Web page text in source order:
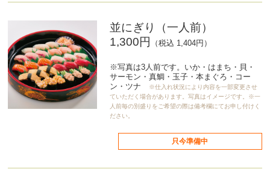
並にぎり（一人前）
1,300円
（税込 1,404円）
※写真は3人前です。いか・はまち・貝・
サーモン・真鯛・玉子・本まぐろ・コー
ン・ツナ
※仕入れ状況により内容を一部変更させ
ていただく場合があります。写真はイメージです。※一
人前毎の別盛りをご希望の際は備考欄にてお申し付けく
ださい。
只今準備中